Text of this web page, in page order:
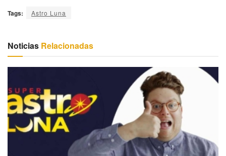
Tags: Astro Luna
Noticias Relacionadas